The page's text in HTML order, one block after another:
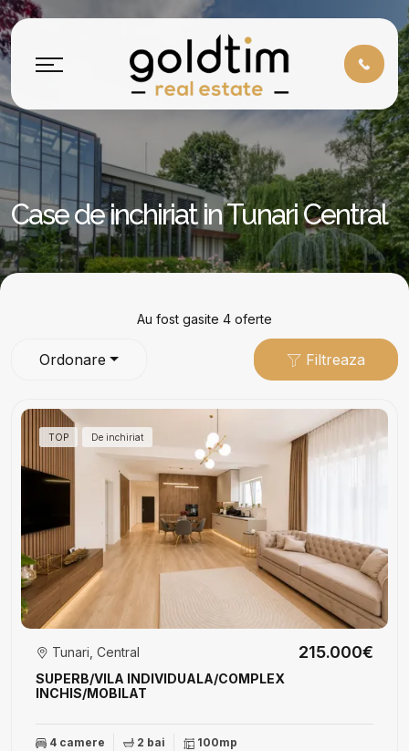
Case de inchiriat in Tunari Central
Au fost gasite 4 oferte
Ordonare Filtreaza
TOP De inchiriat
SUPERB/VILA INDIVIDUALA/COMPLEX
INCHIS/MOBILAT
Tunari, Central 215.000€
4 camere 2 bai 100mp